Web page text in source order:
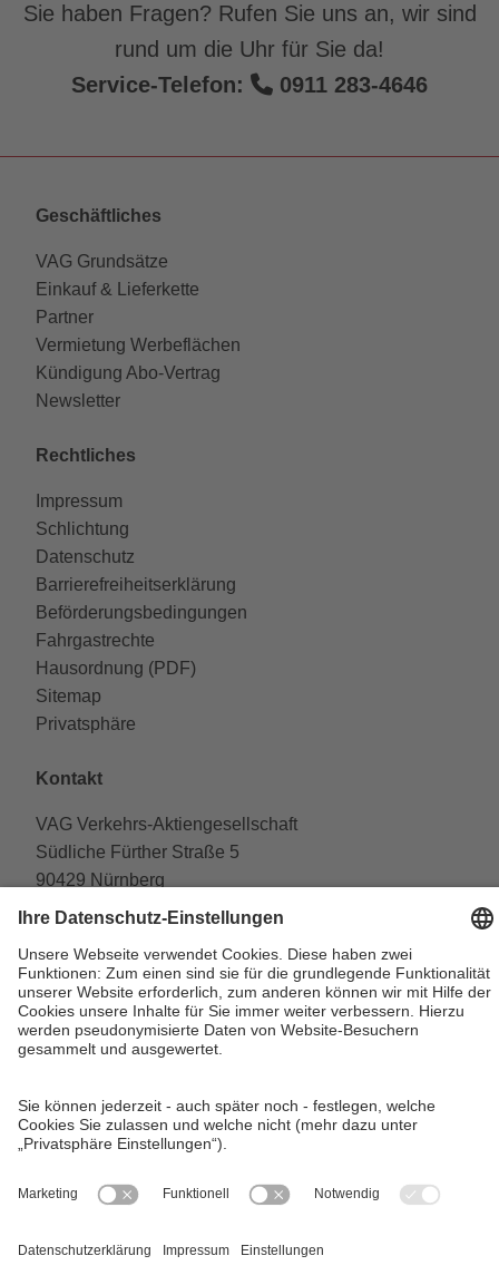
Sie haben Fragen? Rufen Sie uns an, wir sind
rund um die Uhr für Sie da!
Service-Telefon:
0911 283-4646
Geschäftliches
VAG Grundsätze
Einkauf & Lieferkette
Partner
Vermietung Werbeflächen
Kündigung Abo-Vertrag
Newsletter
Rechtliches
Impressum
Schlichtung
Datenschutz
Barrierefreiheitserklärung
Beförderungsbedingungen
Fahrgastrechte
Hausordnung (PDF)
Sitemap
Privatsphäre
Kontakt
VAG Verkehrs-Aktiengesellschaft
Südliche Fürther Straße 5
90429 Nürnberg
Kontaktformulare
FAQ
KundenCenter
event.vag.de
www.nuernbergmobil.de